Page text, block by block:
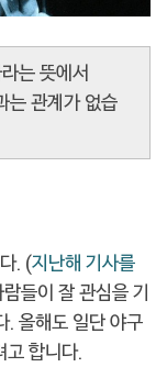
는 뜻에서
는 관계가 없습
. (지난해 기사를
들이 잘 관심을 기
. 올해도 일단 야구
고 합니다.